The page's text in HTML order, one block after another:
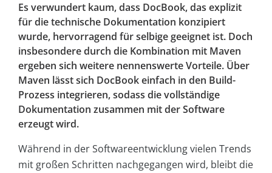
Es verwundert kaum, dass DocBook, das explizit
für die technische Dokumentation konzipiert
wurde, hervorragend für selbige geeignet ist. Doch
insbesondere durch die Kombination mit Maven
ergeben sich weitere nennenswerte Vorteile. Über
Maven lässt sich DocBook einfach in den Build-
Prozess ­integrieren, sodass die vollständige
Dokumentation zusammen mit der Software
erzeugt wird.
Während in der Softwareentwicklung vielen Trends
mit großen Schritten nachgegangen wird, bleibt die